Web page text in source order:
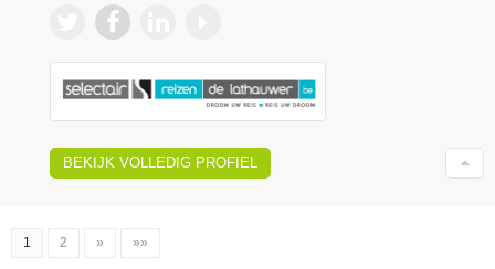
BEKIJK VOLLEDIG PROFIEL
1 2 » »»